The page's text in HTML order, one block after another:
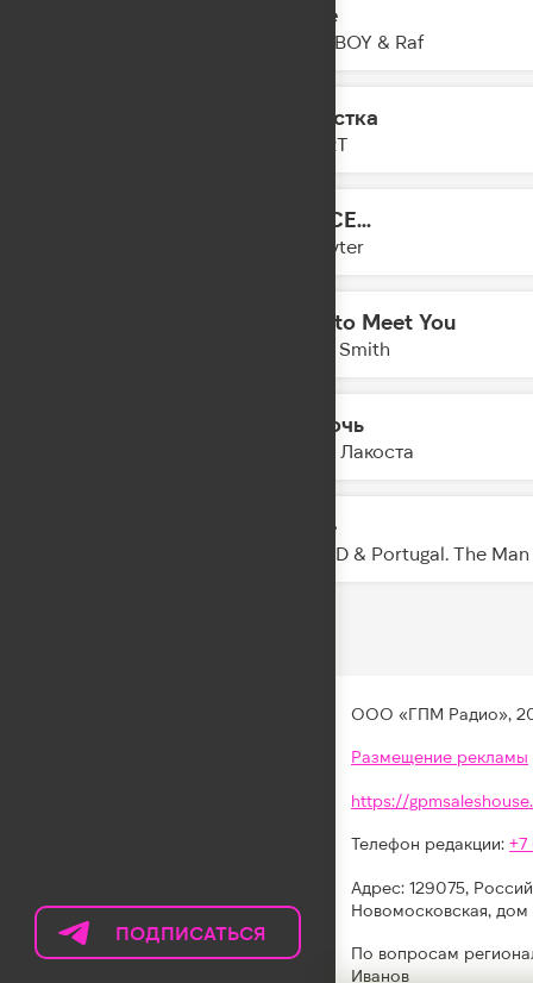
ПОДПИСАТЬСЯ
НА
Wave
FAST BOY & Raf
Эгоистка
ZIVERT
DANCE...
Slayyyter
Nice to Meet You
Myles Smith
На ночь
Коста Лакоста
Glide
NEIKED & Portugal. The Man
ООО «ГПМ Радио»,
Размещение рекламы
https://
Телефон редакции:+7
Адрес: 129075,
Новомосковская, дом
По вопросам
Иванов